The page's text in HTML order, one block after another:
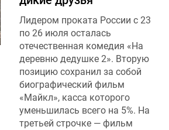
Лидером проката России с 23
по 26 июля осталась
отечественная комедия «На
деревню дедушке 2». Вторую
позицию сохранил за собой
биографический фильм
«Майкл», касса которого
уменьшилась всего на 5%. На
третьей строчке — фильм